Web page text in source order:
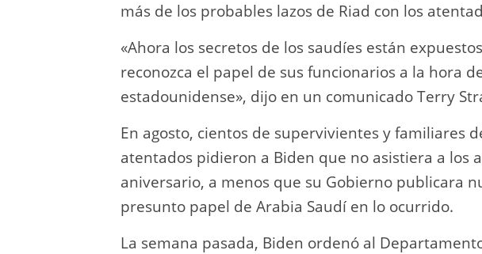
más de los probables lazos de Riad con los
«Ahora los secretos de los saudíes están
reconozca el papel de sus funcionarios a la hora
estadounidense», dijo en un comunicado Terry
En agosto, cientos de supervivientes y familiares
atentados pidieron a Biden que no asistiera a los
aniversario, a menos que su Gobierno publicara
presunto papel de Arabia Saudí en lo ocurrido.
La semana pasada, Biden ordenó al